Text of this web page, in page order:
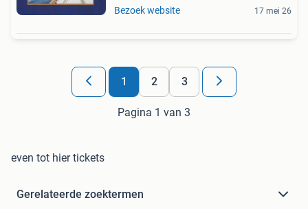
Bezoek website 17 mei 26
1 2 3
Pagina 1 van 3
even tot hier tickets
Gerelateerde zoektermen